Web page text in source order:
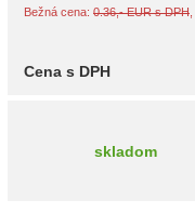
Bežná cena: 0.36,- EUR s DPH
Cena s DPH
skladom